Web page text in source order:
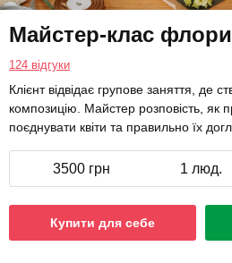
Майстер-клас
124 відгуки
Клієнт відвідає групове заняття, де
композицію. Майстер розповість, як
поєднувати квіти та правильно їх
3500 грн 1 люд.
Купити для себе